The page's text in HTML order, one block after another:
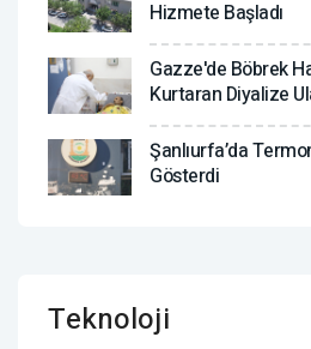
Hizmete Başladı
Gazze'de Böbrek
Kurtaran Diyalize
Şanlıurfa’da
Gösterdi
Teknoloji